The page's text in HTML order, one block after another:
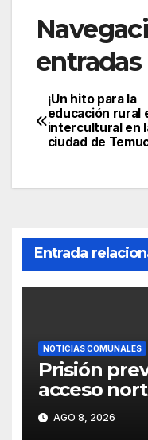
entradas
¡Un hito para la
educación rural
intercultural en
ciudad de
Entrada
NOTICIAS COMUNALES
Prisión
acceso
chofer de
tras
AGO 8, 2026